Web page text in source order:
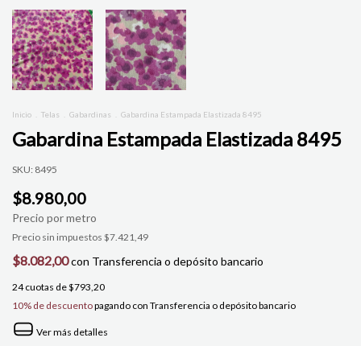
Inicio Telas Gabardinas Gabardina Estampada Elastizada 8495
Gabardina Estampada Elastizada 8495
SKU: 8495
$8.980,00
Precio sin impuestos $7.421,49
$8.082,00con Transferencia o depósito bancario
24 cuotas de$793,20
10% de descuentopagando con Transferencia o depósito bancario
Ver más detalles